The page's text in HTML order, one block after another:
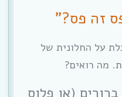
זה פס?”
על החלונית של
מה רואים?
(או פלוס